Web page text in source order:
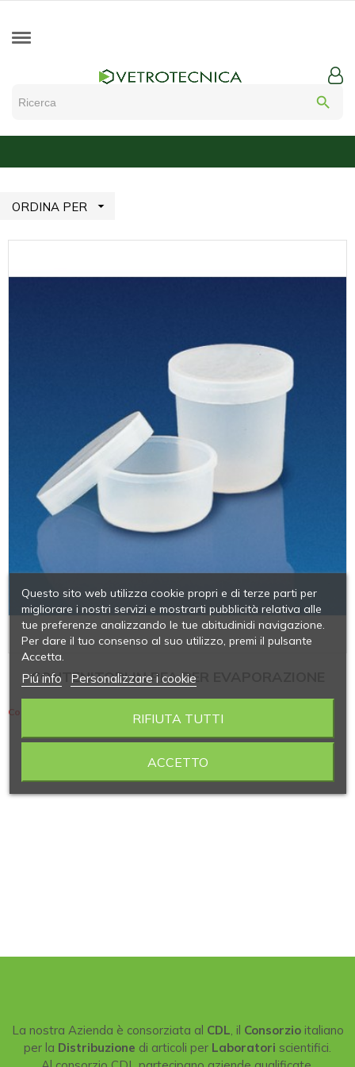
search
ORDINA PER 
CONTENITORI IN PFA PER EVAPORAZIONE
Contiene 2 articoli
La nostra Azienda è consorziata al CDL , il Consorzioitaliano
per la Distribuzione di articoli per Laboratori scientifici.
Questo sito web utilizza cookie propri e di terze parti per
migliorare i nostri servizi e mostrarti pubblicità relativa alle
tue preferenze analizzando le tue abitudinidi navigazione.
Per dare il tuo consenso al suo utilizzo, premi il pulsante
Accetta.
Piú info Personalizzare i cookie
RIFIUTA TUTTI
ACCETTO